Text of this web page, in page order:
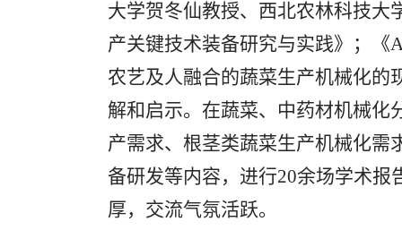
大学贺冬仙教授、西北农林科技大
产关键技术装备研究与实践》；《
农艺及人融合的蔬菜生产机械化的
解和启示。在蔬菜、中药材机械化
产需求、根茎类蔬菜生产机械化需
备研发等内容，进行20余场学术报
厚，交流气氛活跃。